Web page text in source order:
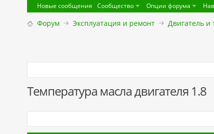
Новые сообщения Сообщество Опции форума
Форум Эксплуатация и ремонт Двигатель и
Температура масла двигателя 1.8